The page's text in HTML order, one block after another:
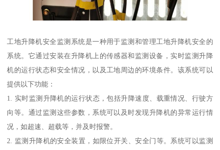
工地升降机安全监测系统是一种用于监测和管理工地升降机安全的
系统。它通过安装在升降机上的传感器和监测设备，实时监测升降
机的运行状态和安全情况，以及工地周边的环境条件。该系统可以
提供以下功能：
1. 实时监测升降机的运行状态，包括升降速度、载重情况、行驶方
向等。通过监测这些参数，系统可以及时发现升降机的异常运行情
况，如超速、超载等，并及时报警。
2. 监测升降机的安全装置，如限位开关、安全门等。系统可以监测